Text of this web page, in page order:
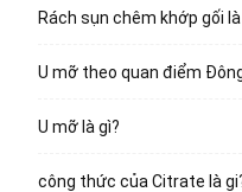
Rách sụn chêm khớp gối là
U mỡ theo quan điểm
U mỡ là gì?
công thức của Citrate là